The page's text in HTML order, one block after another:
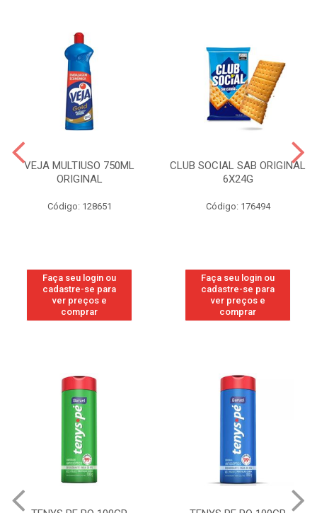
VEJA MULTIUSO 750ML
ORIGINAL
Código: 128651
Faça seu login ou
cadastre-se para
ver preços e
comprar
CLUB SOCIAL SAB ORIGINAL
6X24G
Código: 176494
Faça seu login ou
cadastre-se para
ver preços e
comprar